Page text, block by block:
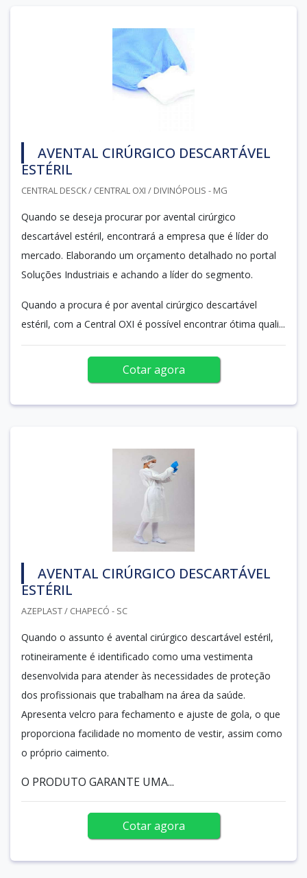
AVENTAL CIRÚRGICO DESCARTÁVEL
ESTÉRIL
CENTRAL DESCK / CENTRAL OXI / DIVINÓPOLIS - MG
Quando se deseja procurar por avental cirúrgico
descartável estéril, encontrará a empresa que é líder do
mercado. Elaborando um orçamento detalhado no portal
Soluções Industriais e achando a líder do segmento.
Quando a procura é por avental cirúrgico descartável
estéril, com a Central OXI é possível encontrar ótima quali...
Cotar agora
AVENTAL CIRÚRGICO DESCARTÁVEL
ESTÉRIL
AZEPLAST / CHAPECÓ - SC
Quando o assunto é avental cirúrgico descartável estéril,
rotineiramente é identificado como uma vestimenta
desenvolvida para atender às necessidades de proteção
dos profissionais que trabalham na área da saúde.
Apresenta velcro para fechamento e ajuste de gola, o que
proporciona facilidade no momento de vestir, assim como
o próprio caimento.
O PRODUTO GARANTE UMA...
Cotar agora